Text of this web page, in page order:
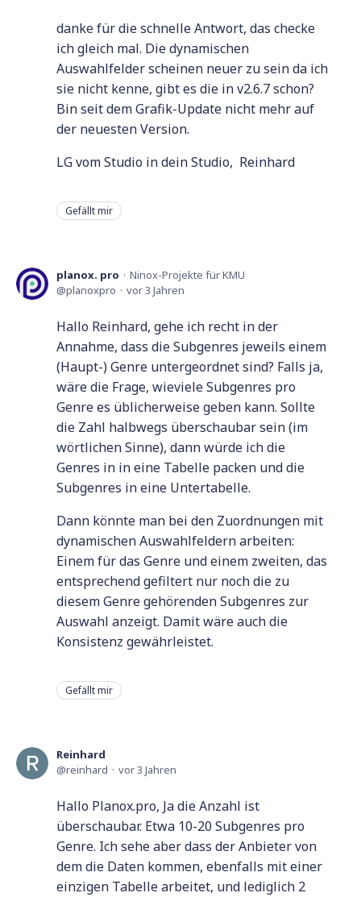
danke für die schnelle Antwort, das checke
ich gleich mal. Die dynamischen
Auswahlfelder scheinen neuer zu sein da ich
sie nicht kenne, gibt es die in v2.6.7 schon?
Bin seit dem Grafik-Update nicht mehr auf
der neuesten Version.
LG vom Studio in dein Studio, Reinhard
Gefällt mir
planox. pro
Ninox-Projekte für KMU
planoxpro
vor 3 Jahren
Hallo Reinhard, gehe ich recht in der
Annahme, dass die Subgenres jeweils einem
(Haupt-) Genre untergeordnet sind? Falls ja,
wäre die Frage, wieviele Subgenres pro
Genre es üblicherweise geben kann. Sollte
die Zahl halbwegs überschaubar sein (im
wörtlichen Sinne), dann würde ich die
Genres in in eine Tabelle packen und die
Subgenres in eine Untertabelle.
Dann könnte man bei den Zuordnungen mit
dynamischen Auswahlfeldern arbeiten:
Einem für das Genre und einem zweiten, das
entsprechend gefiltert nur noch die zu
diesem Genre gehörenden Subgenres zur
Auswahl anzeigt. Damit wäre auch die
Konsistenz gewährleistet.
Gefällt mir
Reinhard
reinhard
vor 3 Jahren
Hallo Planox.pro, Ja die Anzahl ist
überschaubar. Etwa 10-20 Subgenres pro
Genre. Ich sehe aber dass der Anbieter von
dem die Daten kommen, ebenfalls mit einer
einzigen Tabelle arbeitet, und lediglich 2